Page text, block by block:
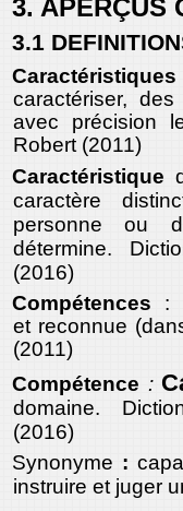
3. APERÇUS
3.1
caractériser,
avec précision
Robert (2011)
Caractéristique
caractère
personne
ou d
détermine.
(2016)
Compétences :
et reconnue
(2011)
Compétence :
domaine.
(2016)
Synonyme :
instruire et juger